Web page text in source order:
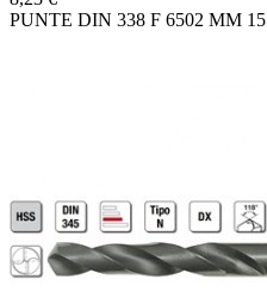
PUNTE DIN 338 F 6502 MM 15